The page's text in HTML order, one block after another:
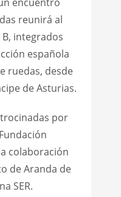
reunirá al
integrados
española
ruedas, desde
de Asturias.
por
colaboración
de Aranda de
SER.